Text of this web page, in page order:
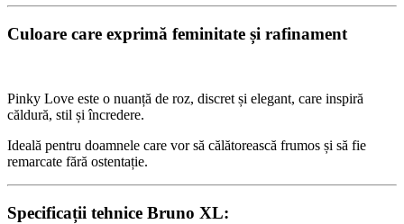
Culoare care exprimă feminitate și rafinament
Pinky Love este o nuanță de roz, discret și elegant, care inspiră
căldură, stil și încredere.
Ideală pentru doamnele care vor să călătorească frumos și să fie
remarcate fără ostentație.
Specificații tehnice Bruno XL: